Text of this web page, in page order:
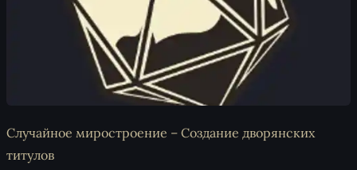
Случайное миростроение – Создание дворянских
титулов